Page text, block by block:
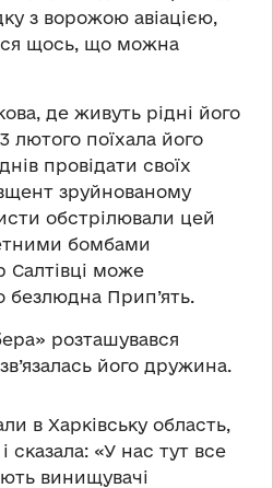
з ворожою авіацією,
щось, що можна
де живуть рідні його
поїхала його
провідати своїх
зруйнованому
обстрілювали цей
бомбами
Салтівці може
безлюдна Прип’ять.
розташувався
його дружина.
в Харківську область,
сказала: «У нас тут все
винищувачі